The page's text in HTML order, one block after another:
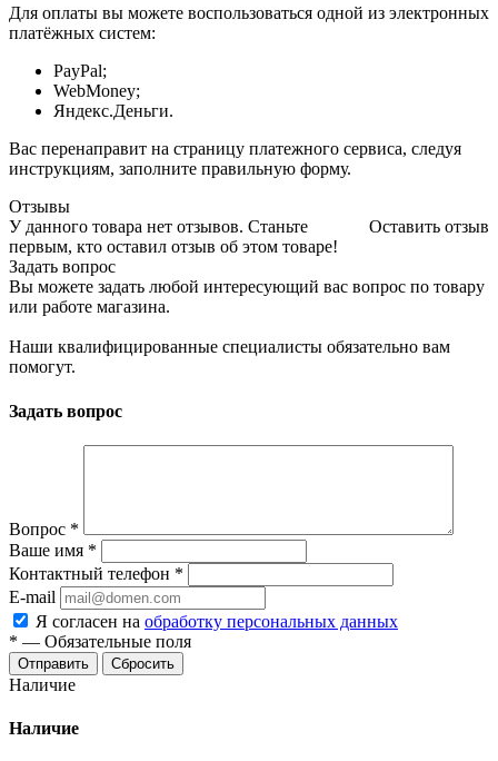
Для оплаты вы можете воспользоваться одной из электронных
платёжных систем:
PayPal;
WebMoney;
Яндекс.Деньги.
Вас перенаправит на страницу платежного сервиса, следуя
инструкциям, заполните правильную форму.
Отзывы
Оставить отзыв
У данного товара нет отзывов. Станьте
первым, кто оставил отзыв об этом товаре!
Задать вопрос
Вы можете задать любой интересующий вас вопрос по товару
или работе магазина.
Наши квалифицированные специалисты обязательно вам
помогут.
Задать вопрос
Вопрос *
Ваше имя *
Контактный телефон *
E-mail
Я согласен на обработку персональных данных
* — Обязательные поля
Отправить Сбросить
Наличие
Наличие